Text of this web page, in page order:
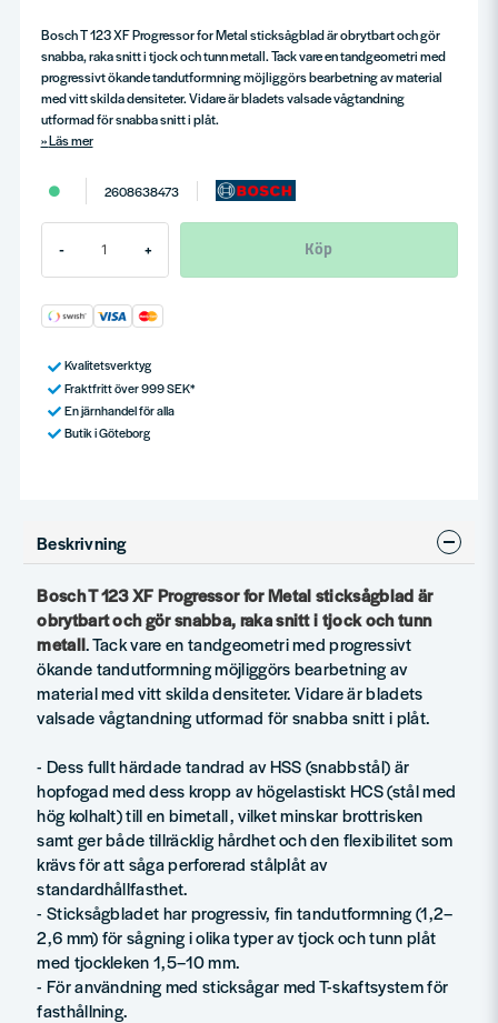
Bosch T 123 XF Progressor for Metal sticksågblad är obrytbart och gör
snabba, raka snitt i tjock och tunn metall. Tack vare en tandgeometri med
progressivt ökande tandutformning möjliggörs bearbetning av material
med vitt skilda densiteter. Vidare är bladets valsade vågtandning
utformad för snabba snitt i plåt.
Läs mer
2608638473
- + Köp
Kvalitetsverktyg
Fraktfritt över 999 SEK*
En järnhandel för alla
Butik i Göteborg
Beskrivning
Bosch T 123 XF Progressor for Metal sticksågblad är
obrytbart och gör snabba, raka snitt i tjock och tunn
metall. Tack vare en tandgeometri med progressivt
ökande tandutformning möjliggörs bearbetning av
material med vitt skilda densiteter. Vidare är bladets
valsade vågtandning utformad för snabba snitt i plåt.
- Dess fullt härdade tandrad av HSS (snabbstål) är
hopfogad med dess kropp av högelastiskt HCS (stål med
hög kolhalt) till en bimetall, vilket minskar brottrisken
samt ger både tillräcklig hårdhet och den flexibilitet som
krävs för att såga perforerad stålplåt av
standardhållfasthet.
- Sticksågbladet har progressiv, fin tandutformning (1,2–
2,6 mm) för sågning i olika typer av tjock och tunn plåt
med tjockleken 1,5–10 mm.
- För användning med sticksågar med T-skaftsystem för
fasthållning.